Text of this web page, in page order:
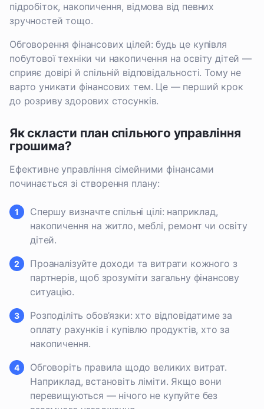
підробіток, накопичення, відмова від певних
зручностей тощо.
Обговорення фінансових цілей: будь це купівля
побутової техніки чи накопичення на освіту дітей —
сприяє довірі й спільній відповідальності. Тому не
варто уникати фінансових тем. Це — перший крок
до розриву здорових стосунків.
Як скласти план спільного управління
грошима?
Ефективне управління сімейними фінансами
починається зі створення плану:
Спершу визначте спільні цілі: наприклад,
накопичення на житло, меблі, ремонт чи освіту
дітей.
Проаналізуйте доходи та витрати кожного з
партнерів, щоб зрозуміти загальну фінансову
ситуацію.
Розподіліть обов’язки: хто відповідатиме за
оплату рахунків і купівлю продуктів, хто за
накопичення.
Обговоріть правила щодо великих витрат.
Наприклад, встановіть ліміти. Якщо вони
перевищуються — нічого не купуйте без